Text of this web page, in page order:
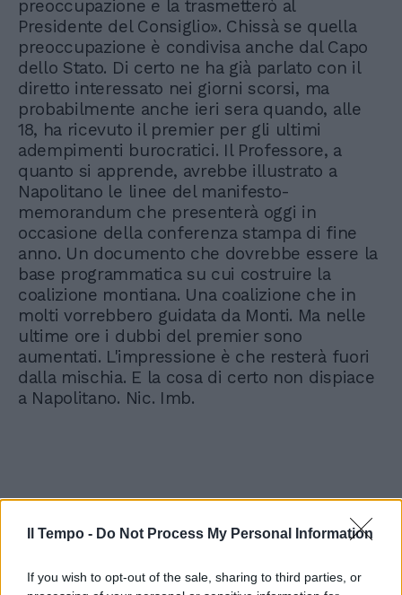
Il Tempo - Do Not Process My Personal Information
If you wish to opt-out of the sale, sharing to third parties, or
preoccupazione e la trasmetterò al
Presidente del Consiglio». Chissà se quella
preoccupazione è condivisa anche dal Capo
dello Stato. Di certo ne ha già parlato con il
diretto interessato nei giorni scorsi, ma
probabilmente anche ieri sera quando, alle
18, ha ricevuto il premier per gli ultimi
adempimenti burocratici. Il Professore, a
quanto si apprende, avrebbe illustrato a
Napolitano le linee del manifesto-
memorandum che presenterà oggi in
occasione della conferenza stampa di fine
anno. Un documento che dovrebbe essere la
base programmatica su cui costruire la
coalizione montiana. Una coalizione che in
molti vorrebbero guidata da Monti. Ma nelle
ultime ore i dubbi del premier sono
aumentati. L'impressione è che resterà fuori
dalla mischia. E la cosa di certo non dispiace
a Napolitano. Nic. Imb.